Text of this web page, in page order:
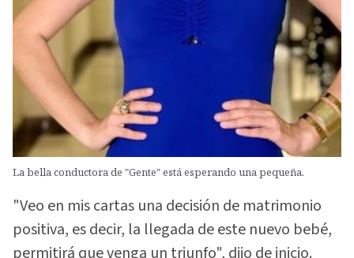
La bella conductora de "Gente" está esperando una pequeña.
"Veo en mis cartas una decisión de matrimonio
positiva, es decir, la llegada de este nuevo bebé,
permitirá que venga un triunfo", dijo de inicio.